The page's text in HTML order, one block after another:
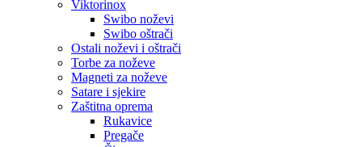
Viktorinox
Swibo noževi
Swibo oštrači
Ostali noževi i oštrači
Torbe za noževe
Magneti za noževe
Satare i sjekire
Zaštitna oprema
Rukavice
Pregače